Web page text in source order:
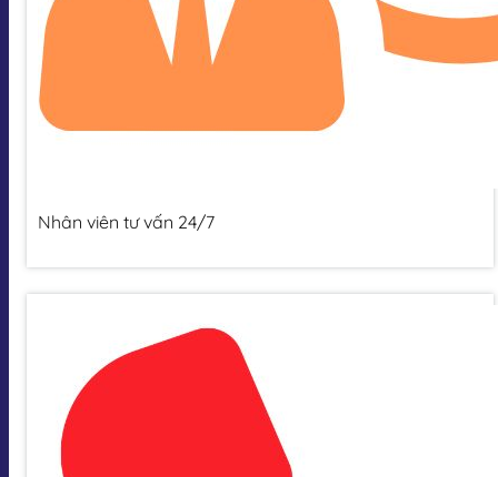
Nhân viên tư vấn 24/7